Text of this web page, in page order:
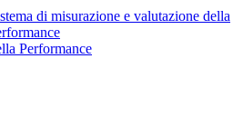
di misurazione e valutazione della
Performance